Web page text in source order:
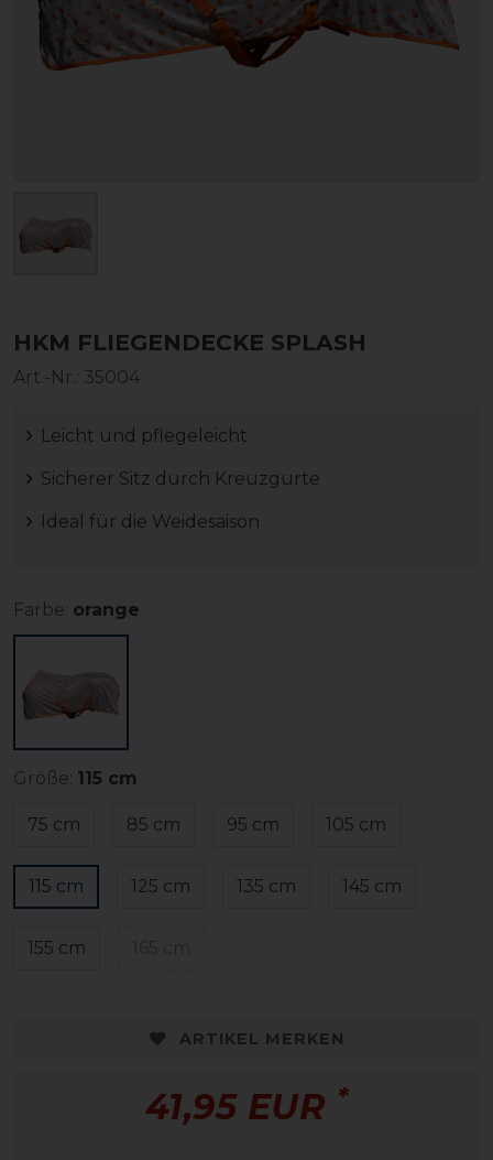
HKM FLIEGENDECKE SPLASH
Art.-Nr.: 35004
Leicht und pflegeleicht
Sicherer Sitz durch Kreuzgurte
Ideal für die Weidesaison
Farbe: orange
Größe: 115 cm
75 cm 85 cm 95 cm 105 cm
115 cm 125 cm 135 cm 145 cm
155 cm
ARTIKEL MERKEN
41,95 EUR *